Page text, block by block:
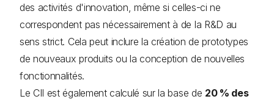
des activités d'innovation, même si celles-ci ne
correspondent pas nécessairement à de la R&D au
sens strict. Cela peut inclure la création de prototypes
de nouveaux produits ou la conception de nouvelles
fonctionnalités.
Le CII est également calculé sur la base de 20 % des